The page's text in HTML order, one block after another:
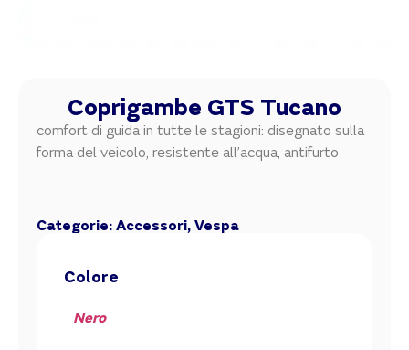
Coprigambe GTS Tucano
comfort di guida in tutte le stagioni: disegnato sulla
forma del veicolo, resistente all’acqua, antifurto
Categorie: Accessori, Vespa
Colore
Nero